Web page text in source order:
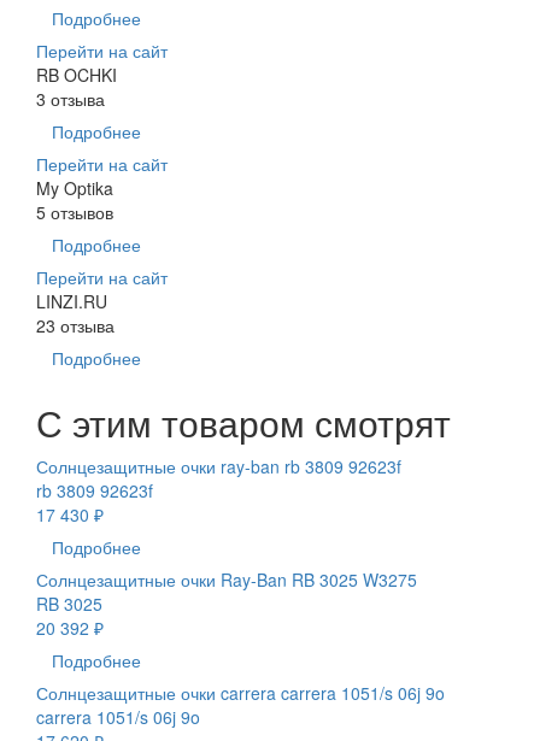
Подробнее
Перейти на сайт
RB OCHKI
3 отзыва
Подробнее
Перейти на сайт
My Optika
5 отзывов
Подробнее
Перейти на сайт
LINZI.RU
23 отзыва
Подробнее
С этим товаром смотрят
Солнцезащитные очки ray-ban rb 3809 92623f
rb 3809 92623f
17 430 ₽
Подробнее
Солнцезащитные очки Ray-Ban RB 3025 W3275
RB 3025
20 392 ₽
Подробнее
Солнцезащитные очки carrera carrera 1051/s 06j 9o
carrera 1051/s 06j 9o